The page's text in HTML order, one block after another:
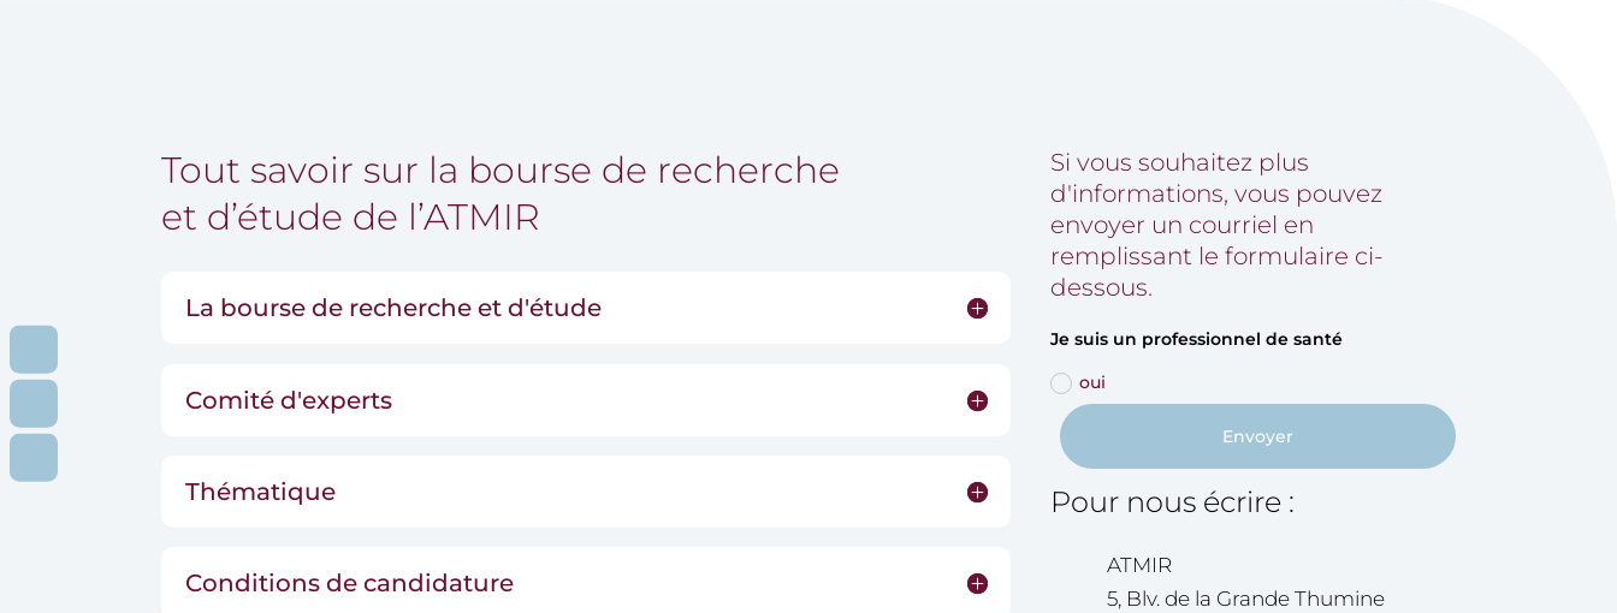
Tout savoir sur la bourse de recherche
et d’étude de l’ATMIR
La bourse de recherche et d'étude
Comité d'experts
Thématique
Conditions de candidature
Si vous souhaitez plus
d'informations, vous pouvez
envoyer un courriel en
remplissant le formulaire ci-
dessous.
Je suis un professionnel de santé
oui
Envoyer
Pour nous écrire :
ATMIR
5, Blv. de la Grande Thumine